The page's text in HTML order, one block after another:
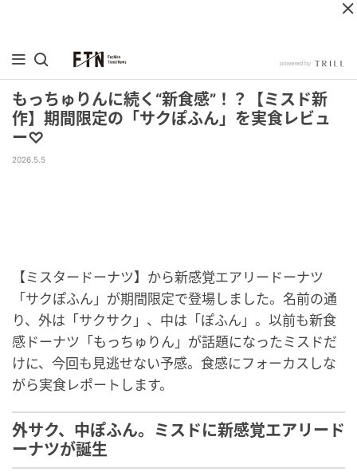
もっちゅりんに続く“新食感”！？【ミスド新
作】期間限定の「サクぽふん」を実食レビュ
ー♡
2026.5.5
【ミスタードーナツ】から新感覚エアリードーナツ
「サクぽふん」が期間限定で登場しました。名前の通
り、外は「サクサク」、中は「ぽふん」。以前も新食
感ドーナツ「もっちゅりん」が話題になったミスドだ
けに、今回も見逃せない予感。食感にフォーカスしな
がら実食レポートします。
外サク、中ぽふん。ミスドに新感覚エアリード
ーナツが誕生